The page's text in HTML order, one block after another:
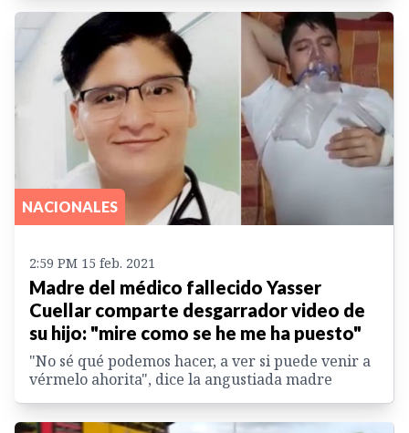
NACIONALES
2:59 PM 15 feb. 2021
Madre del médico fallecido Yasser
Cuellar comparte desgarrador video de
su hijo: "mire como se he me ha puesto"
"No sé qué podemos hacer, a ver si puede venir a
vérmelo ahorita", dice la angustiada madre